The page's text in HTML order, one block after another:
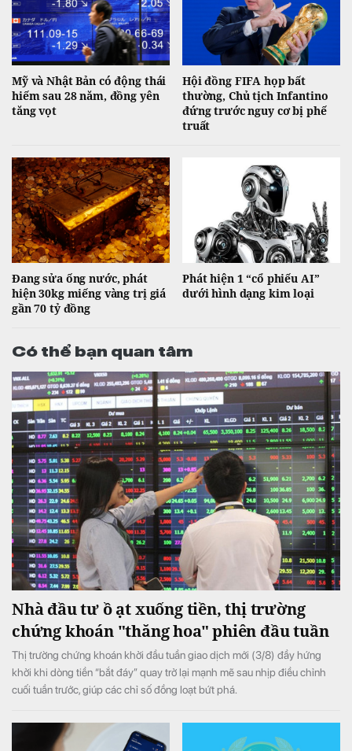
Mỹ và Nhật Bản có động thái
hiếm sau 28 năm, đồng yên
tăng vọt
Hội đồng FIFA họp bất
thường, Chủ tịch Infantino
đứng trước nguy cơ bị phế
truất
Đang sửa ống nước, phát
hiện 30kg miếng vàng trị giá
gần 70 tỷ đồng
Phát hiện 1 “cổ phiếu AI”
dưới hình dạng kim loại
Có thể bạn quan tâm
Nhà đầu tư ồ ạt xuống tiền, thị trường
chứng khoán "thăng hoa" phiên đầu tuần
Thị trường chứng khoán khởi đầu tuần giao dịch mới (3/8) đầy hứng
khởi khi dòng tiền “bắt đáy” quay trở lại mạnh mẽ sau nhịp điều chỉnh
cuối tuần trước, giúp các chỉ số đồng loạt bứt phá.